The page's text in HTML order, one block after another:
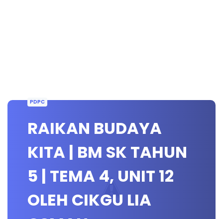
PDPC
RAIKAN BUDAYA
KITA | BM SK TAHUN
5 | TEMA 4, UNIT 12
OLEH CIKGU LIA